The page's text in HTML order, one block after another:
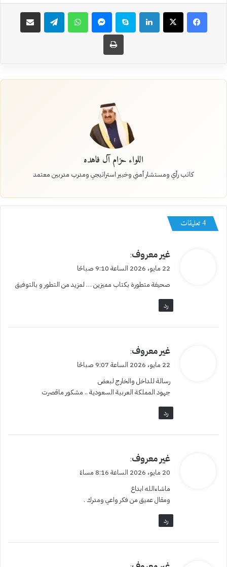
فيسبوك‫X لينكدإن سكايب ماسنجر واتساب تيلقرام مشاركة عبر البريد
طباعة
اللواء حزام آل فاهده
كاتب رأي ومستشار أمني وخبير استراتيجي ومدرب مدربين معتمد
‫4 تعليقات
ي
ل
غير معروف:
22 مايو، 2026 الساعة 9:10 صباحًا
صحيفة متطورة بكتاب مميزين … لمزيد من التطور و بالتوفيق
رد
ي
ل
غير معروف:
22 مايو، 2026 الساعة 9:07 صباحًا
رسالة للداخل والخارج لبعض
جهود المملكة العربية السعودية .. مشكور ماقصرت
رد
ي
ل
غير معروف:
20 مايو، 2026 الساعة 8:16 مساءً
ماشاءالله ابداع
ومقال عميق من فكر واعي ومدرك .
رد
ي